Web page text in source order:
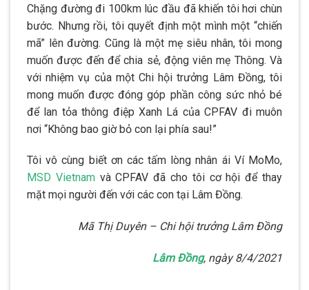
Chặng đường đi 100km lúc đầu đã khiến tôi hơi chùn
bước. Nhưng rồi, tôi quyết định một mình một “chiến
mã” lên đường. Cũng là một mẹ siêu nhân, tôi mong
muốn được đến để chia sẻ, động viên mẹ Thông. Và
với nhiệm vụ của một Chi hội trưởng Lâm Đồng, tôi
mong muốn được đóng góp phần công sức nhỏ bé
để lan tỏa thông điệp Xanh Lá của CPFAV đi muôn
nơi “Không bao giờ bỏ con lại phía sau!”
Tôi vô cùng biết ơn các tấm lòng nhân ái Ví MoMo,
MSD Vietnamvà CPFAV đã cho tôi cơ hội để thay
mặt mọi người đến với các con tại Lâm Đồng.
Mã Thị Duyên – Chi hội trưởng Lâm Đồng
Lâm Đồng, ngày 8/4/2021